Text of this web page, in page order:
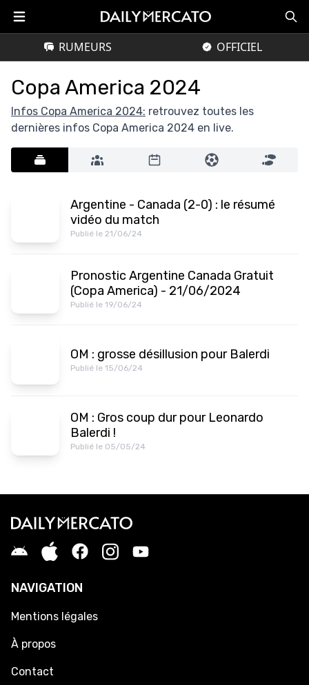
RUMEURS OFFICIEL
Copa America 2024
Infos Copa America 2024: retrouvez toutes les
dernières infos Copa America 2024 en live.
Argentine - Canada (2-0) : le résumé
vidéo du match
Publié le 21/06/24
Pronostic Argentine Canada Gratuit
(Copa America) - 21/06/2024
Publié le 19/06/24
OM : grosse désillusion pour Balerdi
Publié le 15/06/24
OM : Gros coup dur pour Leonardo
Balerdi !
Publié le 05/05/24
NAVIGATION
Mentions légales
À propos
Contact